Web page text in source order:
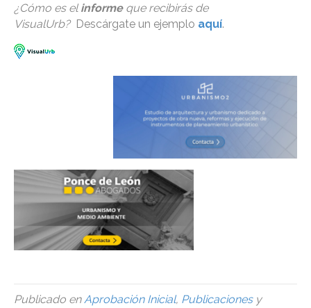
¿Cómo es el informe que recibirás de
VisualUrb?Descárgate un ejemplo aquí.
Publicado enAprobación Inicial, Publicacionesy